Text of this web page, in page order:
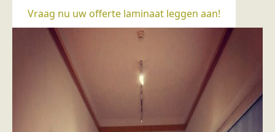
Vraag nu uw offerte laminaat leggen aan!